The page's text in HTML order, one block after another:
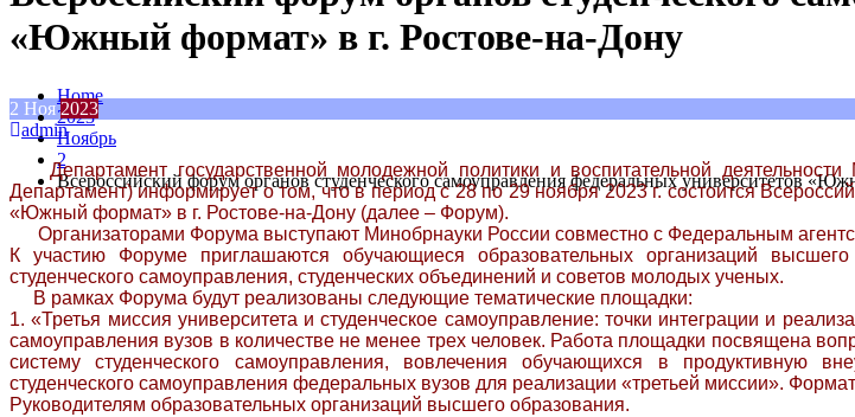
«Южный формат» в г. Ростове-на-Дону
Home
2023
Ноябрь
2
Всероссийский форум органов студенческого самоуправления федеральных университетов
2 Ноя2023
admin
Департамент государственной молодежной политики и воспитательной
Департамент) информирует о том, что в период с 28 по 29 ноября 2023 г. состоится
«Южный формат» в г. Ростове-на-Дону (далее – Форум).
Организаторами Форума выступают Минобрнауки России совместно с Федеральным
К участию Форуме приглашаются обучающиеся образовательных организаций
студенческого самоуправления, студенческих объединений и советов молодых ученых.
В рамках Форума будут реализованы следующие тематические площадки:
1. «Третья миссия университета и студенческое самоуправление: точки интеграции и
самоуправления вузов в количестве не менее трех человек. Работа площадки посвящена
систему студенческого самоуправления, вовлечения обучающихся в продуктивную
студенческого самоуправления федеральных вузов для реализации «третьей миссии».
Руководителям образовательных организаций высшего образования.